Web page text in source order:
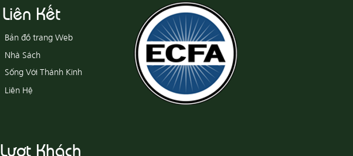
Liên Kết
Bản đồ trang Web
Nhà Sách
Sống Với Thánh Kinh
Liên Hệ
Lượt Khách